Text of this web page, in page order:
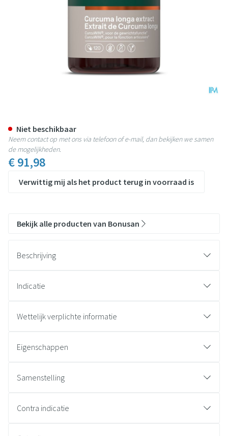
€ 91,98
Verwittig mij als het product terug in voorraad is
Niet beschikbaar
Neem contact op met ons via telefoon of e-mail, dan bekijken we samen
de mogelijkheden.
Bekijk alle producten van Bonusan
Beschrijving
Indicatie
Wettelijk verplichte informatie
Eigenschappen
Samenstelling
Contra indicatie